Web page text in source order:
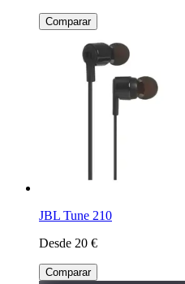
Comparar
JBL Tune 210
Desde 20 €
Comparar